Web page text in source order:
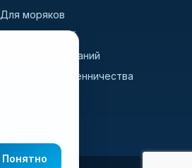
Для моряков
Поиск вакансий
Просмотр компаний
Защита от мошенничества
Понятно